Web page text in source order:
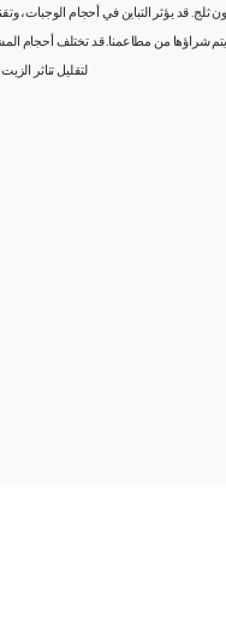
يؤثر التباين في أحجام الوجبات،
يتم شراؤها من مطاعمنا. قد تختلف
لتقليل تناثر الزيت عند